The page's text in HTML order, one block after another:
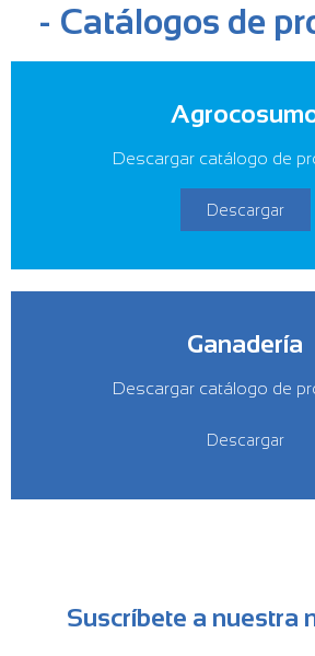
- Catálogos de
Descargar catálogo de
Descargar
Ganadería
Descargar catálogo de
Descargar
Suscríbete a nuestra